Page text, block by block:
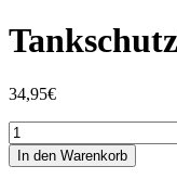
34,95€
Tankschutzfolie
Tankpad
passend
In den Warenkorb